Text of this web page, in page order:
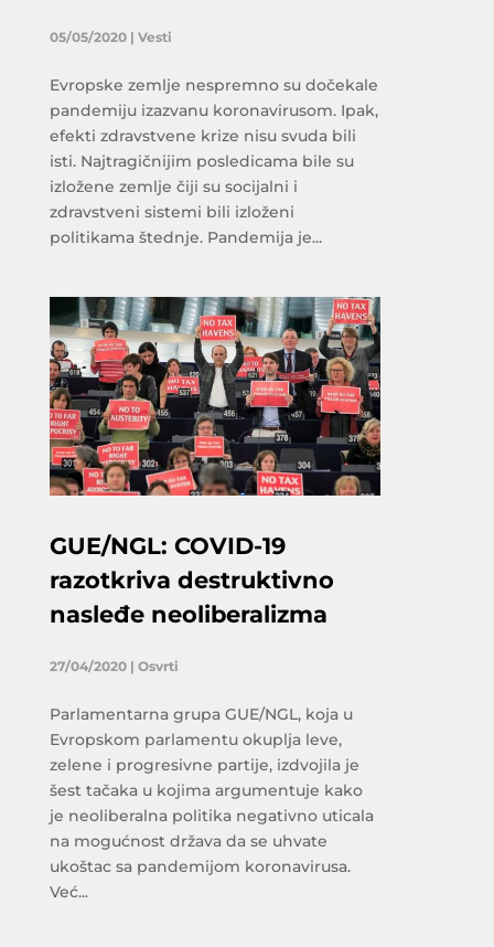
05/05/2020| Vesti
Evropske zemlje nespremno su dočekale
pandemiju izazvanu koronavirusom. Ipak,
efekti zdravstvene krize nisu svuda bili
isti. Najtragičnijim posledicama bile su
izložene zemlje čiji su socijalni i
zdravstveni sistemi bili izloženi
politikama štednje. Pandemija je...
GUE/NGL: COVID-19
razotkriva destruktivno
nasleđe neoliberalizma
27/04/2020| Osvrti
Parlamentarna grupa GUE/NGL, koja u
Evropskom parlamentu okuplja leve,
zelene i progresivne partije, izdvojila je
šest tačaka u kojima argumentuje kako
je neoliberalna politika negativno uticala
na mogućnost država da se uhvate
ukoštac sa pandemijom koronavirusa.
Već...